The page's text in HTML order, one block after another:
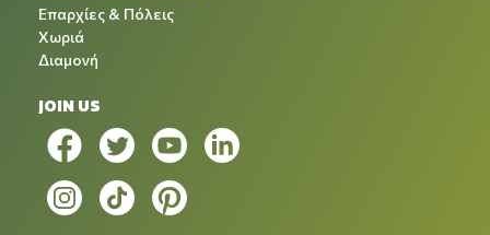
Επαρχίες & Πόλεις
Χωριά
Διαμονή
JOIN US